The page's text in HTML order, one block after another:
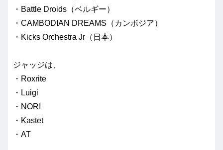
・Battle Droids（ベルギー）
・CAMBODIAN DREAMS（カンボジア）
・Kicks Orchestra Jr（日本）
ジャッジは、
・Roxrite
・Luigi
・NORI
・Kastet
・AT